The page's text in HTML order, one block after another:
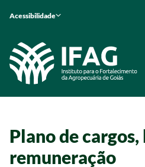
Acessibilidade
Plano de
remuneração